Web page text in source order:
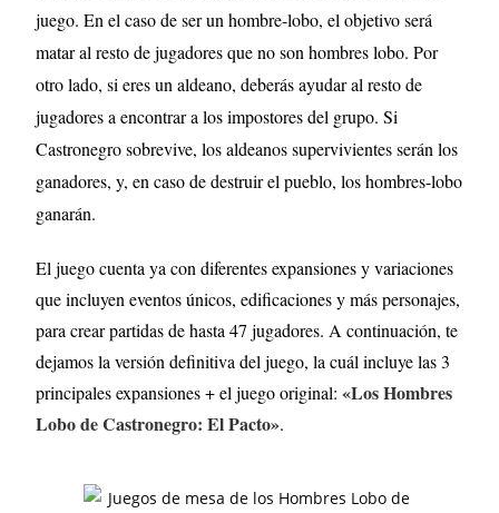
juego. En el caso de ser un hombre-lobo, el objetivo será
matar al resto de jugadores que no son hombres lobo. Por
otro lado, si eres un aldeano, deberás ayudar al resto de
jugadores a encontrar a los impostores del grupo. Si
Castronegro sobrevive, los aldeanos supervivientes serán los
ganadores, y, en caso de destruir el pueblo, los hombres-lobo
ganarán.
El juego cuenta ya con diferentes expansiones y variaciones
que incluyen eventos únicos, edificaciones y más personajes,
para crear partidas de hasta 47 jugadores. A continuación, te
dejamos la versión definitiva del juego, la cuál incluye las 3
principales expansiones + el juego original:«Los Hombres
Lobo de Castronegro: El Pacto».